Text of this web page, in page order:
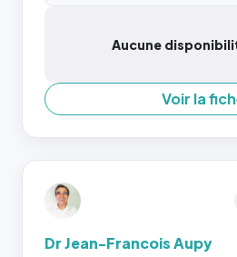
Aucune
Voir la
Dr Jean-Francois Aupy